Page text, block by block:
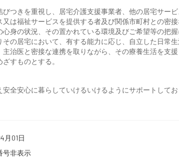
びつきを重視し、居宅介護支援事業者、他の居宅サー
は福祉サービスを提供する者及び関係市町村との密
身の状況、その置かれている環境及びご希望等の把
の居宅において、有する能力に応じ、自立した日常
治医と密接な連携を取りながら、その療養生活を支
すものとする。
安全安心に暮らしていけるいけるようにサポートして
月01日
号非表示